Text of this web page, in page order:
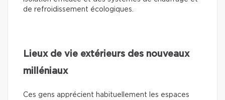
de refroidissement écologiques.
Lieux de vie extérieurs des nouveaux
milléniaux
Ces gens apprécient habituellement les espaces